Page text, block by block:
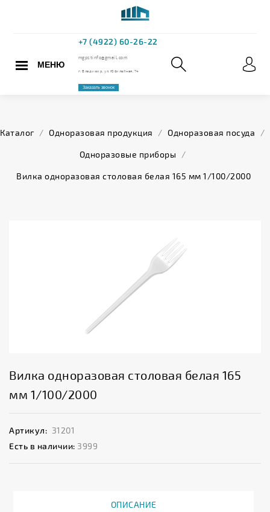
МЕНЮ
Заказать звонок
Каталог / Одноразовая продукция / Одноразовая посуда /
Одноразовые приборы /
Вилка одноразовая столовая белая 165 мм 1/100/2000
Вилка одноразовая столовая белая 165
мм 1/100/2000
Артикул: 31201
Есть в наличии: 3999
ОПИСАНИЕ